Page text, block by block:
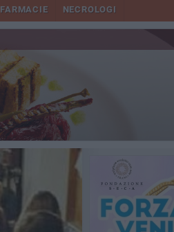
FARMACIE NECROLOGI